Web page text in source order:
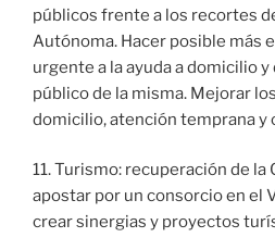
públicos frente a los recortes
Autónoma. Hacer posible más
urgente a la ayuda a domicilio
público de la misma. Mejorar
domicilio, atención temprana y
11. Turismo: recuperación de
apostar por un consorcio en el
crear sinergias y proyectos